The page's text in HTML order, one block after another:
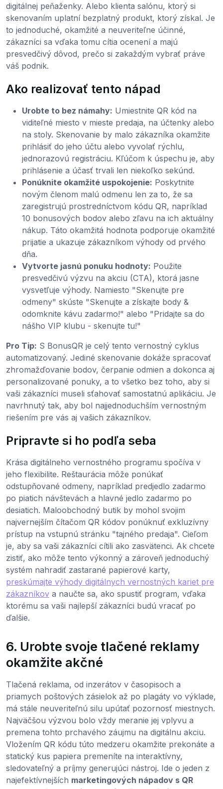
digitálnej peňaženky. Alebo klienta salónu, ktorý si
skenovaním uplatní bezplatný produkt, ktorý získal. Je
to jednoduché, okamžité a neuveriteľne účinné,
zákazníci sa vďaka tomu cítia ocenení a majú
presvedčivý dôvod, prečo si zakaždým vybrať práve
váš podnik.
Ako realizovať tento nápad
Urobte to bez námahy: Umiestnite QR kód na
viditeľné miesto v mieste predaja, na účtenky alebo
na stoly. Skenovanie by malo zákazníka okamžite
prihlásiť do jeho účtu alebo vyvolať rýchlu,
jednorazovú registráciu. Kľúčom k úspechu je, aby
prihlásenie a účasť trvali len niekoľko sekúnd.
Ponúknite okamžité uspokojenie: Poskytnite
novým členom malú odmenu len za to, že sa
zaregistrujú prostredníctvom kódu QR, napríklad
10 bonusových bodov alebo zľavu na ich aktuálny
nákup. Táto okamžitá hodnota podporuje okamžité
prijatie a ukazuje zákazníkom výhody od prvého
dňa.
Vytvorte jasnú ponuku hodnoty: Použite
presvedčivú výzvu na akciu (CTA), ktorá jasne
vysvetľuje výhody. Namiesto "Skenujte pre
odmeny" skúste "Skenujte a získajte body &
odomknite kávu zadarmo!" alebo "Pridajte sa do
nášho VIP klubu - skenujte tu!"
Pro Tip: S BonusQR je celý tento vernostný cyklus
automatizovaný. Jediné skenovanie dokáže spracovať
zhromažďovanie bodov, čerpanie odmien a dokonca aj
personalizované ponuky, a to všetko bez toho, aby si
vaši zákazníci museli sťahovať samostatnú aplikáciu. Je
navrhnutý tak, aby bol najjednoduchším vernostným
riešením pre vás aj vašich zákazníkov.
Pripravte si ho podľa seba
Krása digitálneho vernostného programu spočíva v
jeho flexibilite. Reštaurácia môže ponúkať
odstupňované odmeny, napríklad predjedlo zadarmo
po piatich návštevách a hlavné jedlo zadarmo po
desiatich. Maloobchodný butik by mohol svojim
najvernejším čítačom QR kódov ponúknuť exkluzívny
prístup na vstupnú stránku "tajného predaja". Cieľom
je, aby sa vaši zákazníci cítili ako zasvätenci. Ak chcete
zistiť, ako môže tento výkonný a zároveň jednoduchý
systém nahradiť zastarané papierové karty,
preskúmajte výhody digitálnych vernostných kariet pre
zákazníkov a naučte sa, ako spustiť program, vďaka
ktorému sa vaši najlepší zákazníci budú vracať po
ďalšie.
6. Urobte svoje tlačené reklamy
okamžite akčné
Tlačená reklama, od inzerátov v časopisoch a
priamych poštových zásielok až po plagáty vo výklade,
má stále neuveriteľnú silu upútať pozornosť miestnych.
Najväčšou výzvou bolo vždy meranie jej vplyvu a
premena tohto prchavého záujmu na digitálnu akciu.
Vložením QR kódu túto medzeru okamžite prekonáte a
statický kus papiera premeníte na interaktívny,
sledovateľný a príjmy generujúci nástroj. Ide o jeden z
najefektívnejších marketingových nápadov s QR